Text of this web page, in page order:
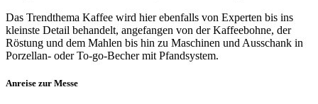
Das Trendthema Kaffee wird hier ebenfalls von Experten bis ins
kleinste Detail behandelt, angefangen von der Kaffeebohne, der
Röstung und dem Mahlen bis hin zu Maschinen und Ausschank in
Porzellan- oder To-go-Becher mit Pfandsystem.
Anreise zur Messe